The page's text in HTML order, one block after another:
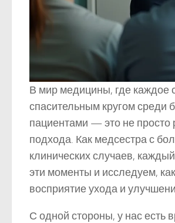
В мир медицины, где каждое
спасительным кругом среди
пациентами — это не просто
подхода. Как медсестра с
клинических случаев,
эти моменты и исследуем,
восприятие ухода и
С одной стороны, у нас есть